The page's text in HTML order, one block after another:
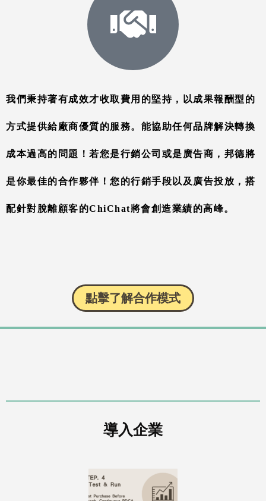
我們秉持著有成效才收取費用的堅持，以成果報酬型的
方式提供給廠商優質的服務。 能協助任何品牌解決轉換
成本過高的問題！若您是行銷公司或是廣告商，邦德將
是你最佳的合作夥伴！您的行銷手段以及廣告投放， 搭
配針對脫離顧客的ChiChat將會創造業績的高峰。
點擊了解合作模式
導入企業